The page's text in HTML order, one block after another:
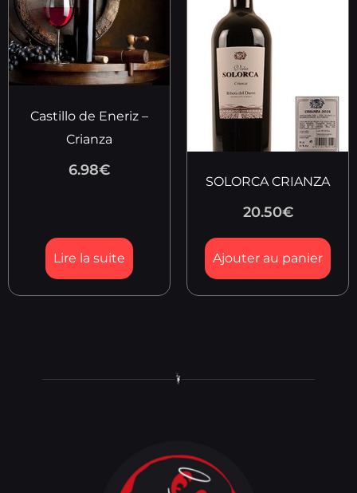
Castillo de Eneriz –
Crianza
6.98€
Lire la suite
SOLORCA CRIANZA
20.50€
Ajouter au panier